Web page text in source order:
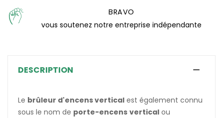
BRAVO
vous soutenez notre entreprise indépendante
DESCRIPTION
Le brûleur d'encens vertical est également connu
sous le nom de porte-encens vertical ou